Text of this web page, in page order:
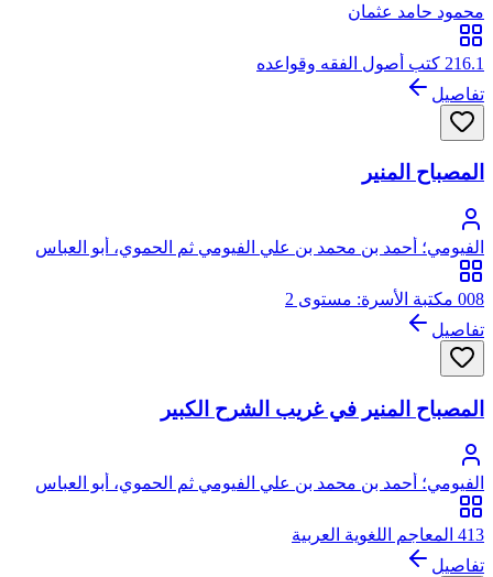
محمود حامد عثمان
216.1 كتب أصول الفقه وقواعده
تفاصيل
المصباح المنير
الفيومي؛ أحمد بن محمد بن علي الفيومي ثم الحموي، أبو العباس
008 مكتبة الأسرة: مستوى 2
تفاصيل
المصباح المنير في غريب الشرح الكبير
الفيومي؛ أحمد بن محمد بن علي الفيومي ثم الحموي، أبو العباس
413 المعاجم اللغوية العربية
تفاصيل